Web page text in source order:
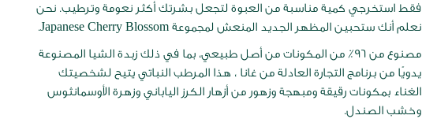
فقط استخرجي كمية مناسبة من العبوة لتجعل بشرتك أكثر نعومة وترطيب. نحن
نعلم أنك ستحبين المظهر الجديد المنعش لمجموعة Japanese Cherry Blossom.
مصنوع من 96٪ من المكونات من أصل طبيعي، بما في ذلك زبدة الشيا المصنوعة
يدويًا من برنامج التجارة العادلة من غانا ، هذا المرطب النباتي يتيح لشخصيتك
الغناء بمكونات رقيقة ومبهجة وزهور من أزهار الكرز الياباني وزهرة الأوسمانثوس
وخشب الصندل.